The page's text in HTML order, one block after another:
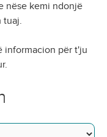
nëse kemi ndonjë
tuaj.
informacion për t'ju